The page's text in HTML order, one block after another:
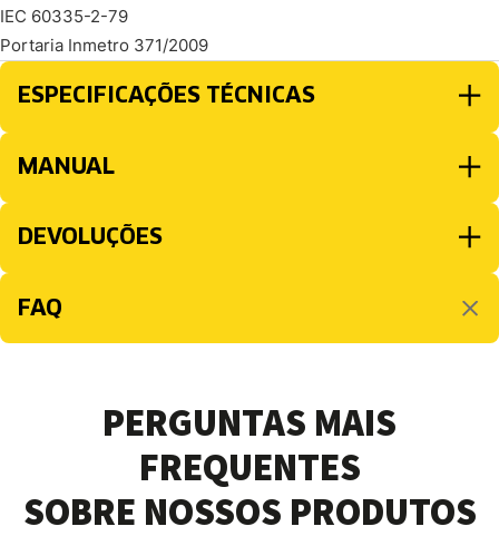
IEC 60335-2-79
Portaria Inmetro 371/2009
ESPECIFICAÇÕES TÉCNICAS
MANUAL
DEVOLUÇÕES
FAQ
PERGUNTAS MAIS
FREQUENTES
SOBRE NOSSOS PRODUTOS